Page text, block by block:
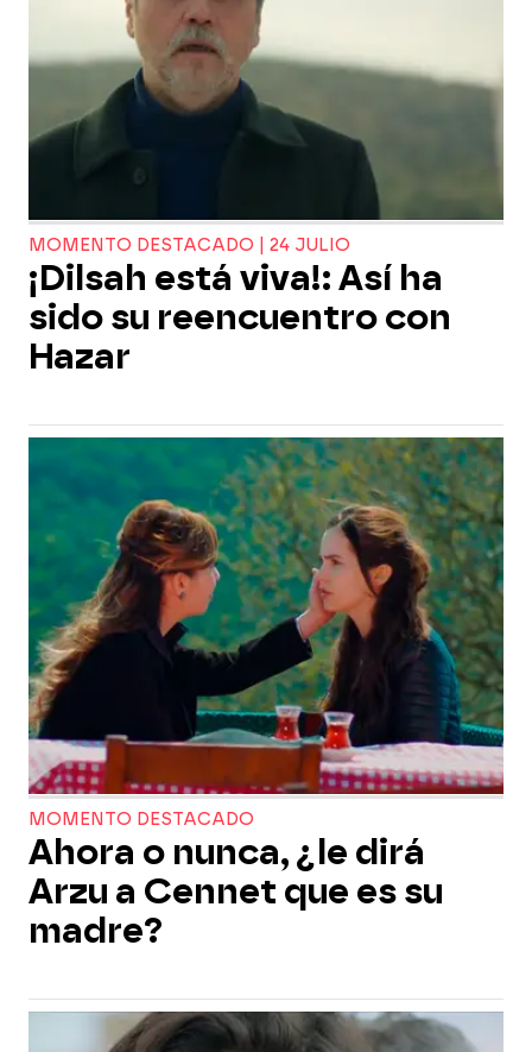
MOMENTO DESTACADO | 24 JULIO
¡Dilsah está viva!: Así ha
sido su reencuentro con
Hazar
MOMENTO DESTACADO
Ahora o nunca, ¿le dirá
Arzu a Cennet que es su
madre?